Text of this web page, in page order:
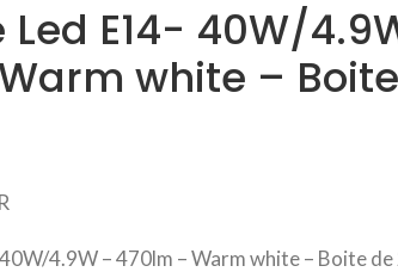
E14- 40W/
white –
4.9W – 470lm – Warm white – Boite de